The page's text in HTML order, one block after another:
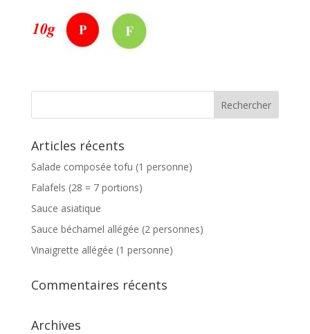
Articles récents
Salade composée tofu (1 personne)
Falafels (28 = 7 portions)
Sauce asiatique
Sauce béchamel allégée (2 personnes)
Vinaigrette allégée (1 personne)
Commentaires récents
Archives